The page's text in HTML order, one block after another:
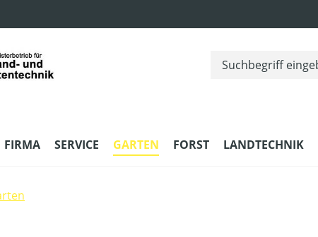
FIRMA SERVICE GARTEN FORST LANDTECHNIK